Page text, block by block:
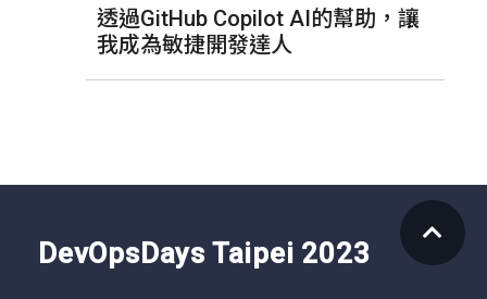
透過GitHub Copilot AI的幫助，讓
我成為敏捷開發達人
DevOpsDays Taipei 2023